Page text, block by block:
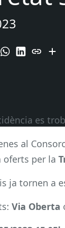
es
al
oferts per la
ja tornen a
Via Oberta